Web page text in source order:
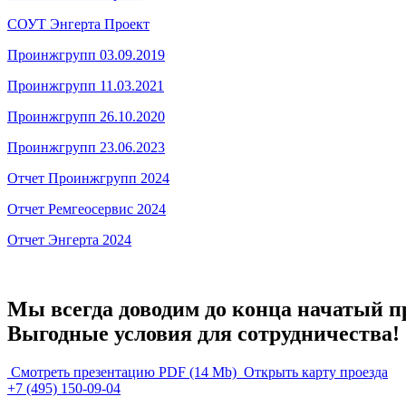
СОУТ Энгерта Проект
Проинжгрупп 03.09.2019
Проинжгрупп 11.03.2021
Проинжгрупп 26.10.2020
Проинжгрупп 23.06.2023
Отчет Проинжгрупп 2024
Отчет Ремгеосервис 2024
Отчет Энгерта 2024
Мы всегда доводим до конца начатый
Выгодные условия для сотрудничества!
Смотреть презентацию PDF (14 Mb) Открыть карту проезда
+7 (495) 150-09-04